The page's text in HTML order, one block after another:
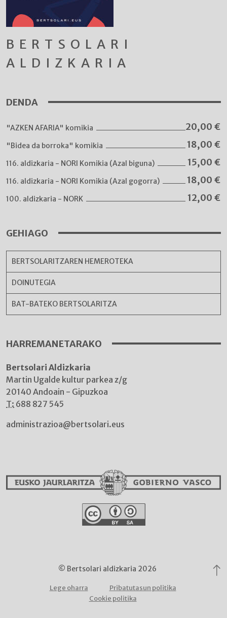
BERTSOLARI
ALDIZKARIA
DENDA
"AZKEN AFARIA" komikia 20,00 €
"Bidea da borroka" komikia 18,00 €
116. aldizkaria - NORI Komikia (Azal biguna) 15,00 €
116. aldizkaria - NORI Komikia (Azal gogorra) 18,00 €
100. aldizkaria - NORK 12,00 €
GEHIAGO
BERTSOLARITZAREN HEMEROTEKA
DOINUTEGIA
BAT-BATEKO BERTSOLARITZA
HARREMANETARAKO
Bertsolari Aldizkaria
Martin Ugalde kultur parkea z/g
20140 Andoain - Gipuzkoa
T: 688 827 545
administrazioa@bertsolari.eus
© Bertsolari aldizkaria 2026
Lege oharra
Pribatutasun politika
Cookie politika